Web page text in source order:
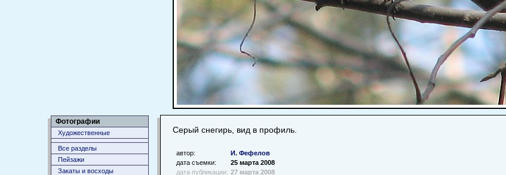
Фотографии
Художественные
Все разделы
Пейзажи
Закаты и восходы
Серый снегирь, вид в профиль.
автор:
И. Фефелов
дата съемки:
25 марта 2008
дата публикации: 27 марта 2008